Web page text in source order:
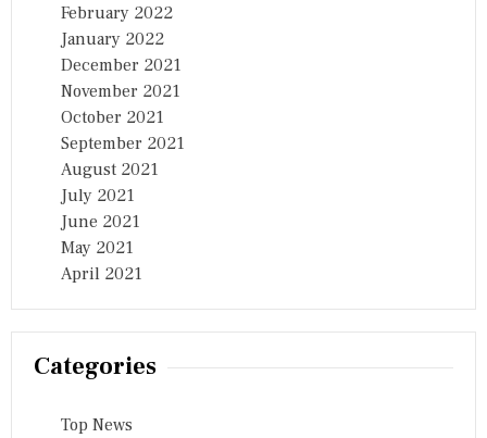
February 2022
January 2022
December 2021
November 2021
October 2021
September 2021
August 2021
July 2021
June 2021
May 2021
April 2021
Categories
Top News